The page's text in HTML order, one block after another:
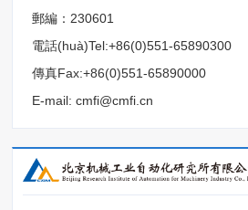
郵編：230601
電話(huà)Tel:+86(0)551-65890300
傳真Fax:+86(0)551-65890000
E-mail: cmfi@cmfi.cn